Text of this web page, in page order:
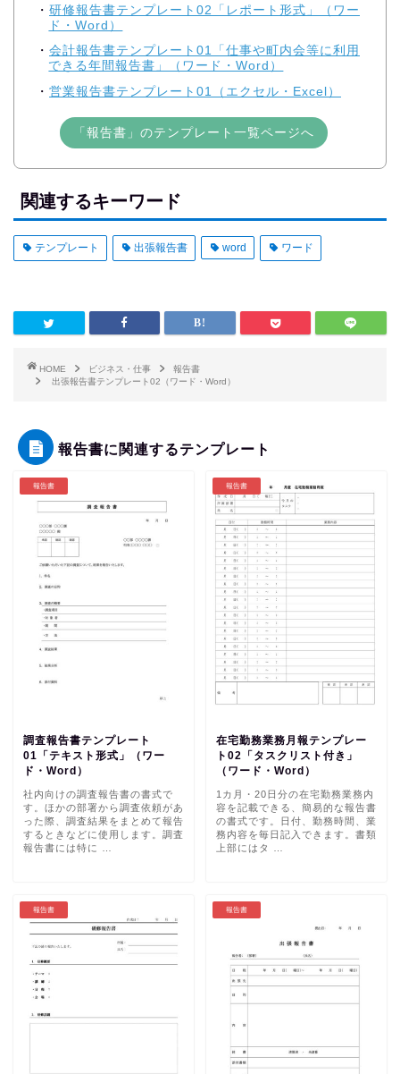
研修報告書テンプレート02「レポート形式」（ワー
ド・Word）
会計報告書テンプレート01「仕事や町内会等に利用
できる年間報告書」（ワード・Word）
営業報告書テンプレート01（エクセル・Excel）
「報告書」のテンプレート一覧ページへ
関連するキーワード
テンプレート 出張報告書 word ワード
HOME ビジネス・仕事
報告書
出張報告書テンプレート02（ワード・Word）
報告書に関連するテンプレート
報告書
調査報告書テンプレート
01「テキスト形式」（ワー
ド・Word）
社内向けの調査報告書の書式で
す。ほかの部署から調査依頼があ
った際、調査結果をまとめて報告
するときなどに使用します。調査
報告書には特に …
報告書
在宅勤務業務月報テンプレー
ト02「タスクリスト付き」
（ワード・Word）
1カ月・20日分の在宅勤務業務内
容を記載できる、簡易的な報告書
の書式です。日付、勤務時間、業
務内容を毎日記入できます。書類
上部にはタ …
報告書 報告書